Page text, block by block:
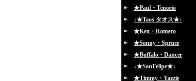
★Paul・Tenorio
↓★Taos タオス★↓
★Ken・Romero
★Sonny・Spruce
★Buffalo・Dancer
↓★SanFelipe★↓
★Timmy・Yazzie